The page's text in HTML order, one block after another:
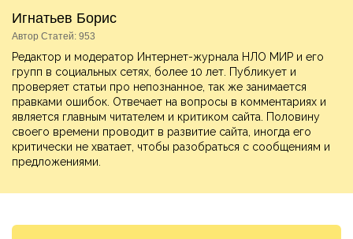
Игнатьев Борис
Автор Статей: 953
Редактор и модератор Интернет-журнала НЛО МИР и его
групп в социальных сетях, более 10 лет. Публикует и
проверяет статьи про непознанное, так же занимается
правками ошибок. Отвечает на вопросы в комментариях и
является главным читателем и критиком сайта. Половину
своего времени проводит в развитие сайта, иногда его
критически не хватает, чтобы разобраться с сообщениям и
предложениями.